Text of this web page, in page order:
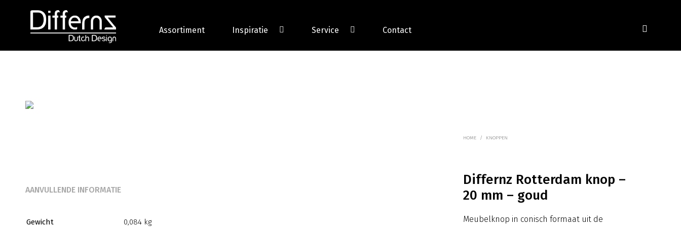
Assortiment Inspiratie Service Contact
HOME / KNOPPEN
Differnz Rotterdam knop –
20 mm – goud
Meubelknop in conisch formaat uit de
AANVULLENDE INFORMATIE
Gewicht 0,084 kg